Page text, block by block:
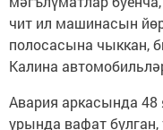
чит ил машинасын
полосасына чыккан,
Калина
Авария аркасында 48
урында вафат